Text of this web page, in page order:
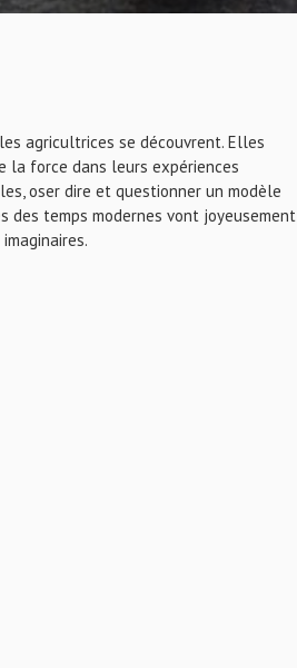
agricultrices se découvrent. Elles
la force dans leurs expériences
oser dire et questionner un modèle
des temps modernes vont joyeusement